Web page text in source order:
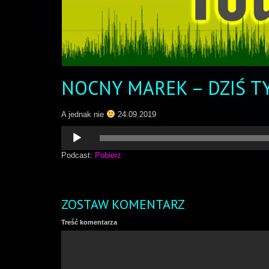
NOCNY MAREK – DZIŚ
A jednak nie
24.09.2019
Odtwarzacz
plików
dźwiękowych
Podcast: Pobierz
ZOSTAW KOMENTARZ
Treść komentarza